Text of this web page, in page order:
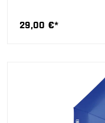
29,00 €*